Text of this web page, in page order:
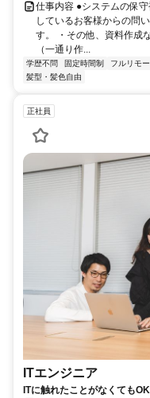
仕事内容 ●システムの保
しているお客様からの問
す。 ・その他、資料作成
（一通り作...
学歴不問 固定時間制 フルリモー
髪型・髪色自由
正社員
ITエンジニア
ITに触れたことがなくても